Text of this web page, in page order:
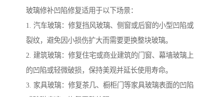
玻璃修补凹陷修复适用于以下场景：
1. 汽车玻璃：修复挡风玻璃、侧窗或后窗的小型凹陷或
裂纹，避免因小损伤扩大而需要更换整块玻璃。
2. 建筑玻璃：修复住宅或商业建筑的门窗、幕墙玻璃上
的凹陷或轻微破损，保持美观并延长使用寿命。
3. 家具玻璃：修复茶几、橱柜门等家具玻璃表面的凹陷